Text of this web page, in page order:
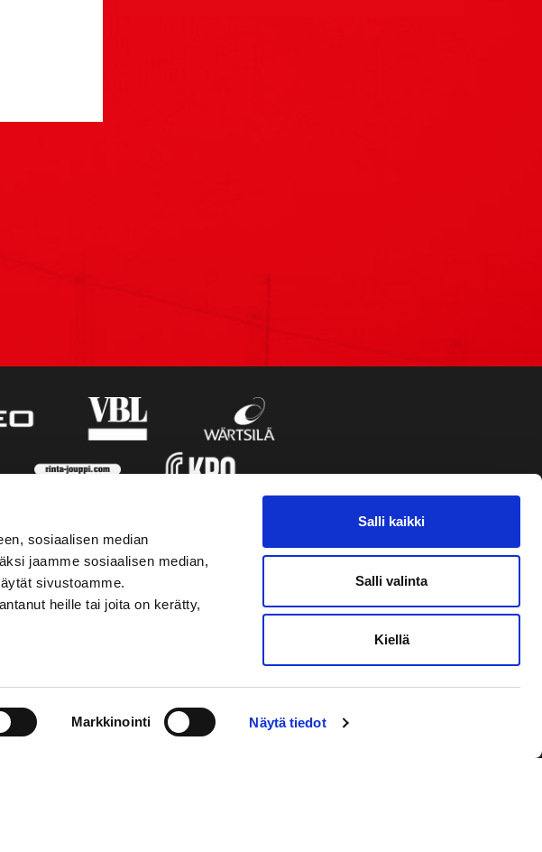
sosiaalisen median
jaamme sosiaalisen median,
sivustoamme.
heille tai joita on kerätty,
Markkinointi Näytä tiedot
Salli kaikki
Salli valinta
Kiellä
MEDIA VAASAN SPORT UUTISKIRJE